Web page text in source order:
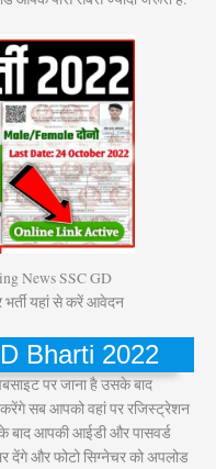
News SSC GD
भर्ती यहां से करें आवेदन
Bharti 2022
पर जाना है उसके बाद
सब आपको वहां पर रजिस्ट्रेशन
बाद आपकी आईडी और पासवर्ड
देंगे और फोटो सिग्नेचर को अपलोड